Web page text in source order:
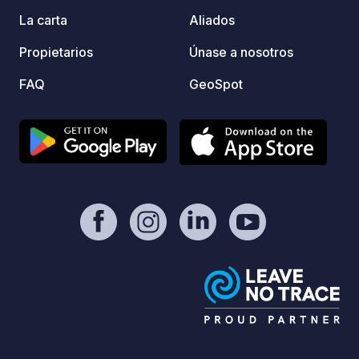
La carta
Propietarios
FAQ
Aliados
Únase a nosotros
GeoSpot